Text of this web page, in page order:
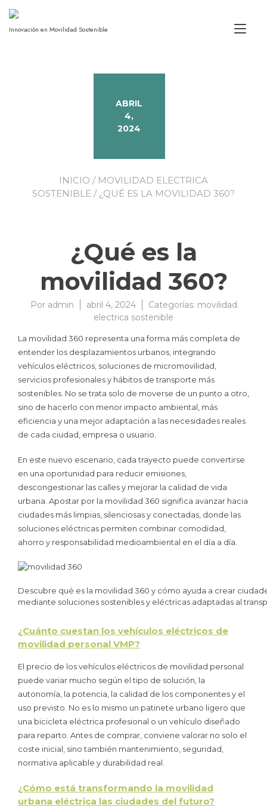
Innovación en Movilidad Sostenible
ABRIL
4,
2024
INICIO / MOVILIDAD ELECTRICA
SOSTENIBLE / ¿QUÉ ES LA MOVILIDAD 360?
¿Qué es la
movilidad 360?
Por admin abril 4, 2024 Categorías: movilidad
electrica sostenible
La movilidad 360 representa una forma más completa de
entender los desplazamientos urbanos, integrando
vehículos eléctricos, soluciones de micromovilidad,
servicios profesionales y hábitos de transporte más
sostenibles. No se trata solo de moverse de un punto a otro,
sino de hacerlo con menor impacto ambiental, más
eficiencia y una mejor adaptación a las necesidades reales
de cada ciudad, empresa o usuario.
En este nuevo escenario, cada trayecto puede convertirse
en una oportunidad para reducir emisiones,
descongestionar las calles y mejorar la calidad de vida
urbana. Apostar por la movilidad 360 significa avanzar hacia
ciudades más limpias, silenciosas y conectadas, donde las
soluciones eléctricas permiten combinar comodidad,
ahorro y responsabilidad medioambiental en el día a día.
Descubre qué es la movilidad 360 y cómo ayuda a crear
mediante soluciones sostenibles y eléctricas adaptadas al
¿Cuánto cuestan los vehículos eléctricos de
movilidad personal VMP?
El precio de los vehículos eléctricos de movilidad personal
puede variar mucho según el tipo de solución, la
autonomía, la potencia, la calidad de los componentes y el
uso previsto. No es lo mismo un patinete urbano ligero que
una bicicleta eléctrica profesional o un vehículo diseñado
para reparto. Antes de comprar, conviene valorar no solo el
coste inicial, sino también mantenimiento, seguridad,
normativa aplicable y durabilidad real.
¿Cómo está transformando la movilidad
urbana eléctrica las ciudades del futuro?